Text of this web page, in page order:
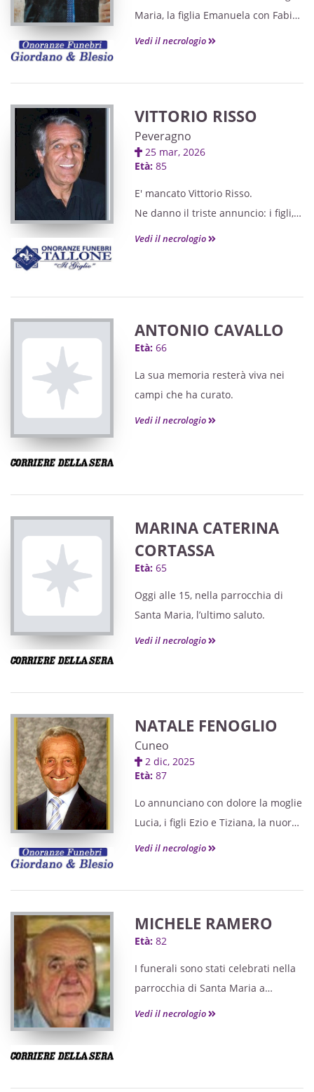
Maria, la figlia Emanuela con Fabio,
le adorate nipoti Eleonora ed Elisa,
tutti.
Vedi il necrologio
VITTORIO RISSO
Peveragno
25 mar, 2026
Età: 85
E' mancato Vittorio Risso.
Ne danno il triste annuncio: i figli, i
nipoti unitamente ai familiari e
Peveragno avranno luogo Venerdi
27 Marzo alle ore 15.00 nella
Parrocchia S. Nicolao di Vernante
con arrivo alla posa di San
Indi seguirà la tumulazione nel
Vedi il necrologio
ANTONIO CAVALLO
Età: 66
La sua memoria resterà viva nei
campi che ha curato.
Vedi il necrologio
MARINA CATERINA
CORTASSA
Età: 65
Oggi alle 15, nella parrocchia di
Santa Maria, l’ultimo saluto.
Vedi il necrologio
NATALE FENOGLIO
Cuneo
2 dic, 2025
Età: 87
Lo annunciano con dolore la moglie
Lucia, i figli Ezio e Tiziana, la nuora
Flora, il genero Mauro, i nipoti
Vedi il necrologio
MICHELE RAMERO
Età: 82
I funerali sono stati celebrati nella
parrocchia di Santa Maria a
Peveragno.
Vedi il necrologio